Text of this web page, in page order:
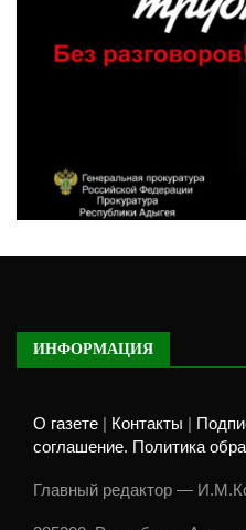
ИНФОРМАЦИЯ
О газете Контакты
соглашение. Политика
Главный редактор —